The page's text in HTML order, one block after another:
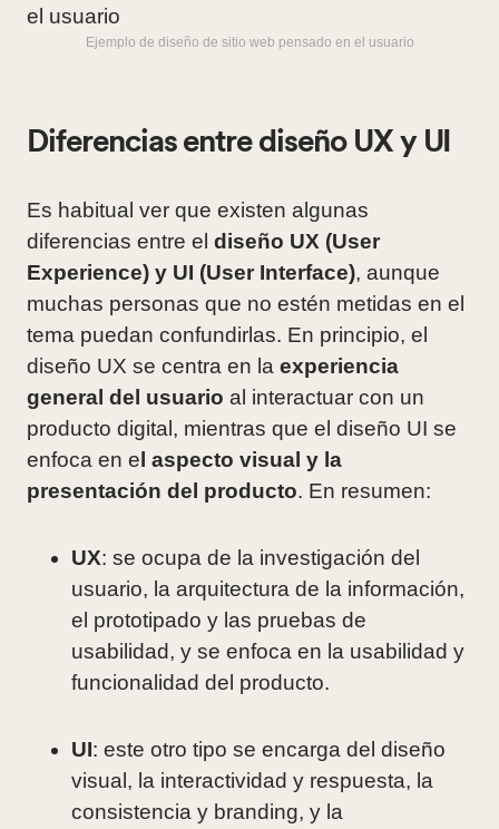
Ejemplo de diseño de sitio web pensado en el usuario
Diferencias entre diseño UX y UI
Es habitual ver que existen algunas
diferencias entre el diseño UX (User
Experience) y UI (User Interface), aunque
muchas personas que no estén metidas en el
tema puedan confundirlas. En principio, el
diseño UX se centra en la experiencia
general del usuario al interactuar con un
producto digital, mientras que el diseño UI se
enfoca en e l aspecto visual y la
presentación del producto. En resumen:
UX: se ocupa de la investigación del
usuario, la arquitectura de la información,
el prototipado y las pruebas de
usabilidad, y se enfoca en la usabilidad y
funcionalidad del producto.
UI: este otro tipo se encarga del diseño
visual, la interactividad y respuesta, la
consistencia y branding, y la